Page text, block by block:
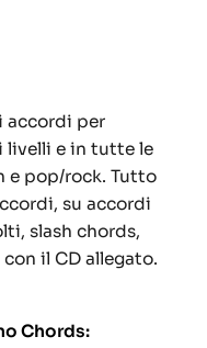
accordi per
e in tutte le
e pop/rock. Tutto
su accordi
slash chords,
il CD allegato.
Chords: